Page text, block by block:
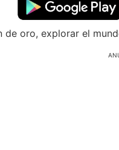
oro, explorar el